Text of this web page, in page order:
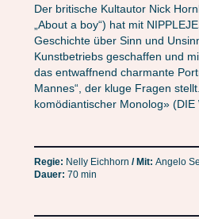
Der britische Kultautor Nick
„About a boy“) hat mit
Geschichte über Sinn und
Kunstbetriebs geschaffen und
das entwaffnend charmante
Mannes“, der kluge Fragen
komödiantischer Monolog» (DIE
Regie: Nelly Eichhorn / Mit: Angelo
Dauer: 70 min